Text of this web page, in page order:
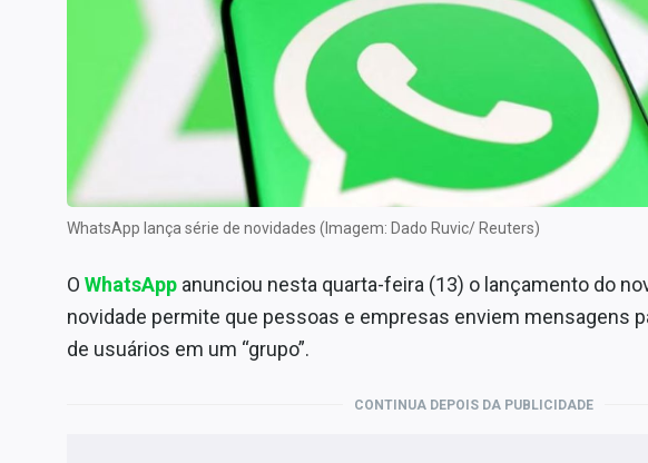
Conteúdo de Marca
Expediente
WhatsApp lança série de novidades (Imagem: Dado Ruvic/ Reuters)
O WhatsApp anunciou nesta quarta-feira (13) o lançamento do
novidade permite que pessoas e empresas enviem mensagens
de usuários em um “grupo”.
CONTINUA DEPOIS DA PUBLICIDADE